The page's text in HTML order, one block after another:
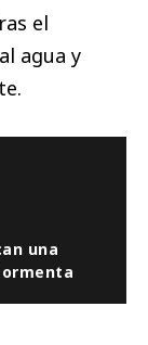
el
agua y
una